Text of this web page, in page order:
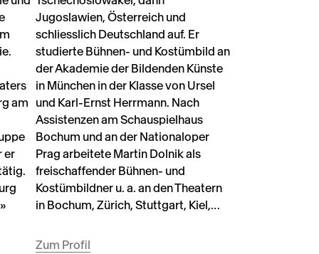
am
er
Jugoslawien, Österreich und
schliesslich Deutschland auf. Er
studierte Bühnen- und Kostümbild an
der Akademie der Bildenden Künste
in München in der Klasse von Ursel
und Karl-Ernst Herrmann. Nach
Assistenzen am Schauspielhaus
Bochum und an der Nationaloper
Prag arbeitete Martin Dolnik als
freischaffender Bühnen- und
Kostümbildner u. a. an den Theatern
in Bochum, Zürich, Stuttgart, Kiel,…
Zum Profil